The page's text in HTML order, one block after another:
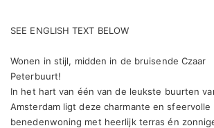
SEE ENGLISH TEXT BELOW
Wonen in stijl, midden in de bruisende Czaar
Peterbuurt!
In het hart van één van de leukste buurten
Amsterdam ligt deze charmante en sfeervolle
benedenwoning met heerlijk terras én